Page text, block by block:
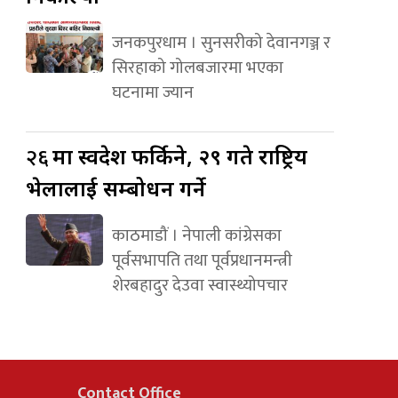
जनकपुरधाम । सुनसरीको देवानगञ्ज र
सिरहाको गोलबजारमा भएका
घटनामा ज्यान
२६मा स्वदेश फर्किने, २९ गते राष्ट्रिय
भेलालाई सम्बोधन गर्ने
काठमाडौं । नेपाली कांग्रेसका
पूर्वसभापति तथा पूर्वप्रधानमन्त्री
शेरबहादुर देउवा स्वास्थ्योपचार